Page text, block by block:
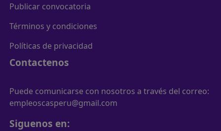
Publicar convocatoria
Términos y condiciones
Políticas de privacidad
Contactenos
Puede comunicarse con nosotros a través del correo:
empleoscasperu@gmail.com
Siguenos en: